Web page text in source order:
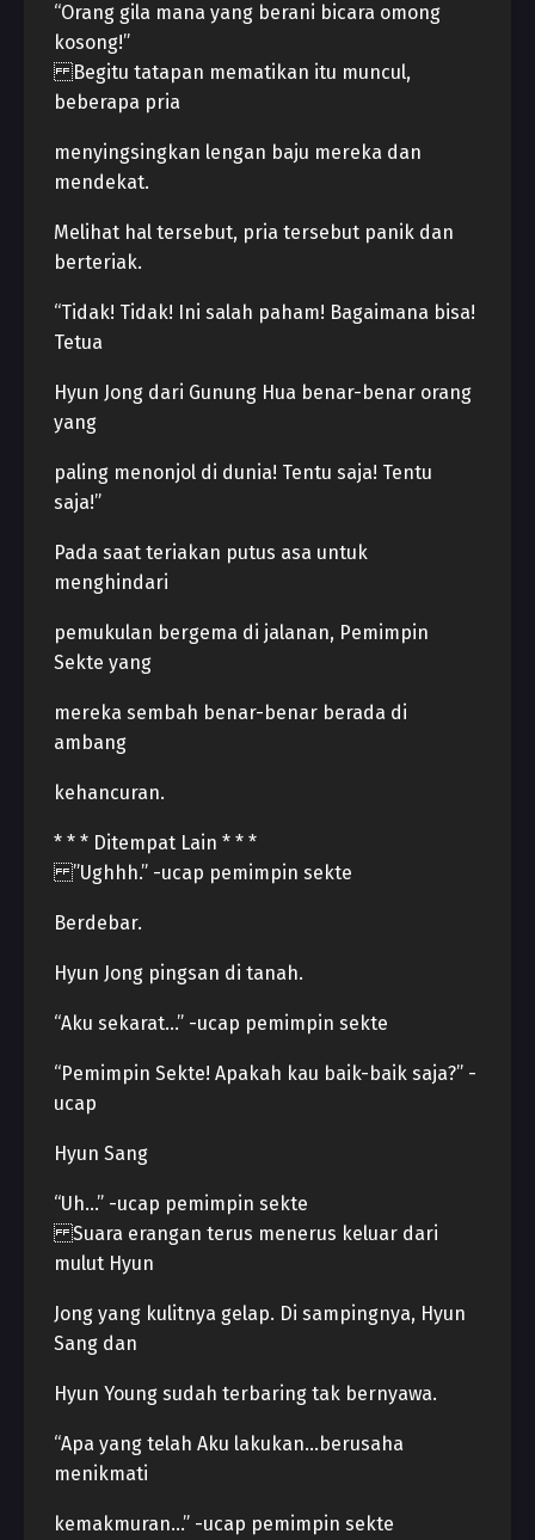
“Orang gila mana yang berani bicara omong
kosong!”
Begitu tatapan mematikan itu muncul,
beberapa pria
menyingsingkan lengan baju mereka dan
mendekat.
Melihat hal tersebut, pria tersebut panik dan
berteriak.
“Tidak! Tidak! Ini salah paham! Bagaimana bisa!
Tetua
Hyun Jong dari Gunung Hua benar-benar orang
yang
paling menonjol di dunia! Tentu saja! Tentu
saja!”
Pada saat teriakan putus asa untuk
menghindari
pemukulan bergema di jalanan, Pemimpin
Sekte yang
mereka sembah benar-benar berada di
ambang
kehancuran.
* * * Ditempat Lain * * *
”Ughhh.” -ucap pemimpin sekte
Berdebar.
Hyun Jong pingsan di tanah.
“Aku sekarat…” -ucap pemimpin sekte
“Pemimpin Sekte! Apakah kau baik-baik saja?” -
ucap
Hyun Sang
“Uh…” -ucap pemimpin sekte
Suara erangan terus menerus keluar dari
mulut Hyun
Jong yang kulitnya gelap. Di sampingnya, Hyun
Sang dan
Hyun Young sudah terbaring tak bernyawa.
“Apa yang telah Aku lakukan…berusaha
menikmati
kemakmuran…” -ucap pemimpin sekte